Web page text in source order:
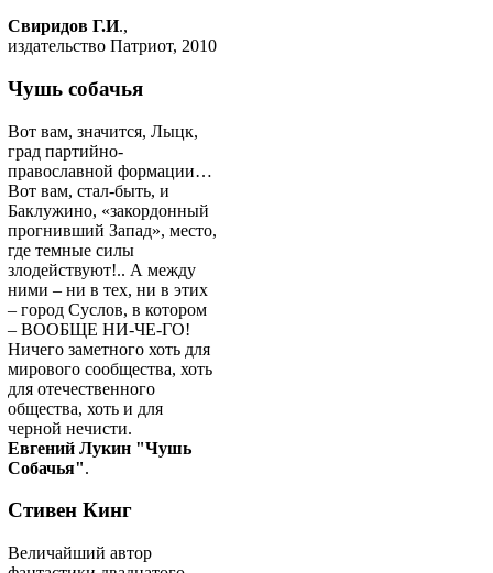
Свиридов Г.И.,
издательство Патриот, 2010
Чушь собачья
Вот вам, значится, Лыцк,
град партийно-
православной формации…
Вот вам, стал-быть, и
Баклужино, «закордонный
прогнивший Запад», место,
где темные силы
злодействуют!.. А между
ними – ни в тех, ни в этих
– город Суслов, в котором
– ВООБЩЕ НИ-ЧЕ-ГО!
Ничего заметного хоть для
мирового сообщества, хоть
для отечественного
общества, хоть и для
черной нечисти.
Евгений Лукин "Чушь
Собачья".
Стивен Кинг
Величайший автор